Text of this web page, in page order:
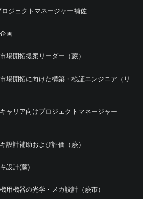
ジェクトマネージャー補佐
画
場開拓提案リーダー（蕨）
場開拓に向けた構築・検証エンジニア（リ
ャリア向けプロジェクトマネージャー
設計補助および評価（蕨）
設計(蕨)
用機器の光学・メカ設計（蕨市）